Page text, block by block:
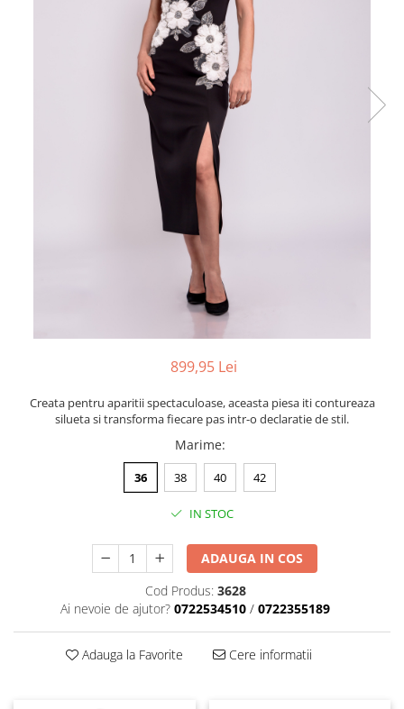
899,95 Lei
Creata pentru aparitii spectaculoase, aceasta piesa iti contureaza
silueta si transforma fiecare pas intr-o declaratie de stil.
Marime:
36 38 40 42
IN STOC
ADAUGA IN COS
Cod Produs: 3628
Ai nevoie de ajutor? 0722534510 / 0722355189
Adauga la Favorite Cere informatii